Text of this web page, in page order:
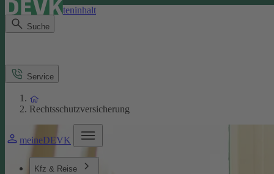
Direkt zum Seiteninhalt
Suche
meineDEVK
Kfz & Reise
Service
Rechtsschutzversicherung